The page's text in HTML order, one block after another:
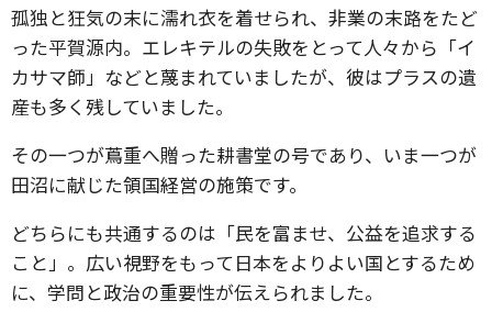
孤独と狂気の末に濡れ衣を着せられ、非業の末路をたど
った平賀源内。エレキテルの失敗をとって人々から「イ
カサマ師」などと蔑まれていましたが、彼はプラスの遺
産も多く残していました。
その一つが蔦重へ贈った耕書堂の号であり、いま一つが
田沼に献じた領国経営の施策です。
どちらにも共通するのは「民を富ませ、公益を追求する
こと」。広い視野をもって日本をよりよい国とするため
に、学問と政治の重要性が伝えられました。